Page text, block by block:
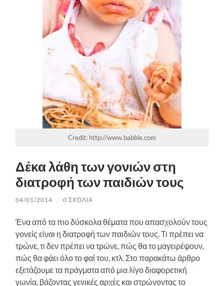
Credit: http://www.babble.com
Δέκα λάθη των γονιών στη
διατροφή των παιδιών τους
04/01/2014 / 0 ΣΧΌΛΙΑ
Ένα από τα πιο δύσκολα θέματα που απασχολούν τους
γονείς είναι η διατροφή των παιδιών τους. Τι πρέπει να
τρώνε, τι δεν πρέπει να τρώνε, πώς θα το μαγειρέψουν,
πώς θα φάει όλο το φαί του, κτλ. Στο παρακάτω άρθρο
εξετάζουμε τα πράγματα από μια λίγο διαφορετική
γωνία, βάζοντας γενικές αρχές και στρώνοντας το